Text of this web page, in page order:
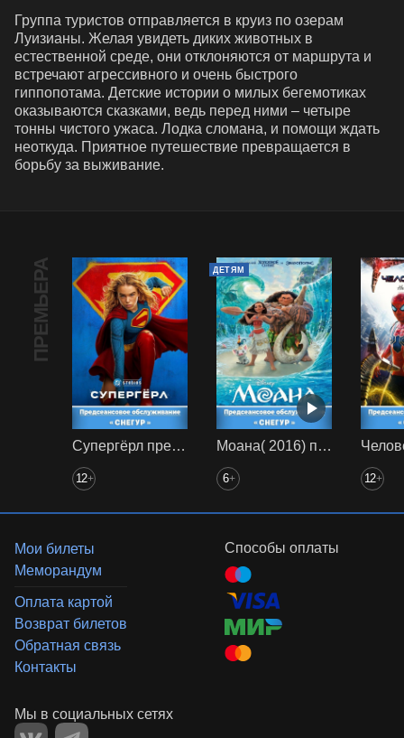
Группа туристов отправляется в круиз по озерам
Луизианы. Желая увидеть диких животных в
естественной среде, они отклоняются от маршрута и
встречают агрессивного и очень быстрого
гиппопотама. Детские истории о милых бегемотиках
оказываются сказками, ведь перед ними – четыре
тонны чистого ужаса. Лодка сломана, и помощи ждать
неоткуда. Приятное путешествие превращается в
борьбу за выживание.
ПРЕМЬЕРА
Супергёрл предс. обсл. Снегур
12+
ДЕТЯМ
Моана( 2016) предс. обсл. Снегур
6+ 12+
Мои билеты
Меморандум
Оплата картой
Возврат билетов
Обратная связь
Контакты
Способы оплаты